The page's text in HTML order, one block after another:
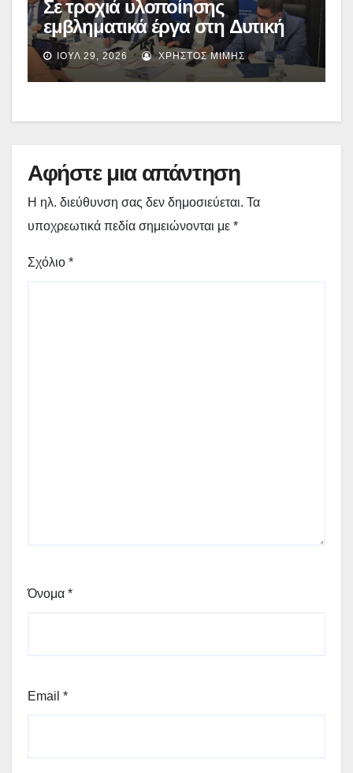
Σε τροχιά υλοποίησης
εμβληματικά έργα στη Δυτική
Μακεδονία: Ο απολογισμός του
Γιώργου Αμανατίδη μετά την
κυβερνητική περιοδεία –
ΙΟΎΛ 29, 2026 ΧΡΉΣΤΟΣ ΜΊΜΗΣ
Αφήστε μια απάντηση
Η ηλ. διεύθυνση σας δεν δημοσιεύεται. Τα
υποχρεωτικά πεδία σημειώνονται με *
Σχόλιο *
Όνομα *
Email *